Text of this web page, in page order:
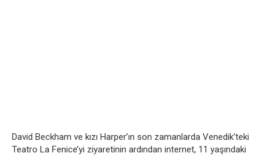
David Beckham ve kızı Harper’ın son zamanlarda Venedik’teki
Teatro La Fenice’yi ziyaretinin ardından internet, 11 yaşındaki